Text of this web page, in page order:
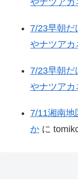
7/23早朝だ
やナツアカ
7/23早朝だ
やナツアカ
7/11湘南地
か に